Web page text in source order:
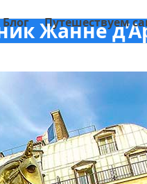
Блог Путешествуем
Жанне